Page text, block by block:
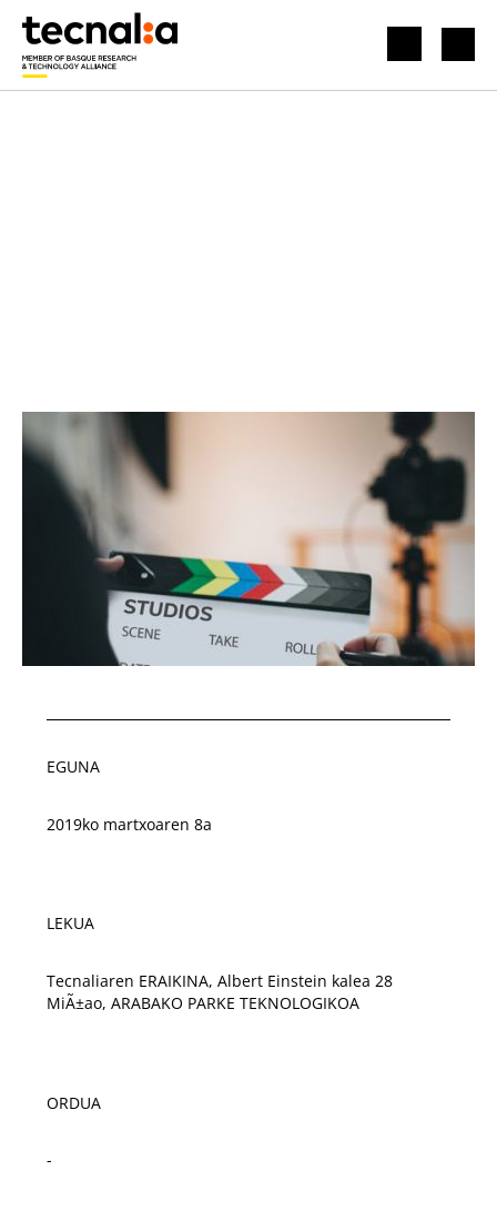
EGUNA
2019ko martxoaren 8a
LEKUA
Tecnaliaren ERAIKINA, Albert Einstein kalea 28
MiÃ±ao, ARABAKO PARKE TEKNOLOGIKOA
ORDUA
-